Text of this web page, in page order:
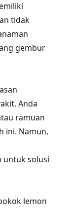
tidak
gembur
Anda
ramuan
ini. Namun,
untuk solusi
lemon